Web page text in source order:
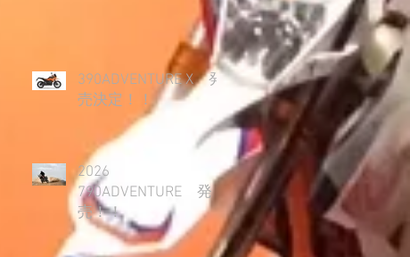
390ADVENTURE X 発
売決定！！
2026
790ADVENTURE 発
売！！